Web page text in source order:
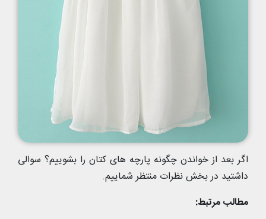
اگر بعد از خواندن چگونه پارچه های کتان را بشوییم؟ سوالی
داشتید در بخش نظرات منتظر شماییم.
مطالب مرتبط: